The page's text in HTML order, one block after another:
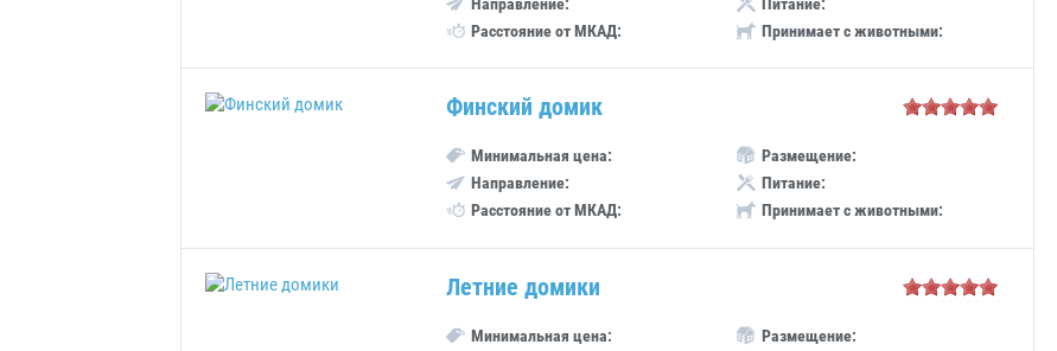
Расстояние от МКАД:
Принимает с животными:
Финский домик
Минимальная цена:
Направление:
Расстояние от МКАД:
Размещение:
Питание:
Принимает с животными:
Летние домики
Минимальная цена:
Размещение: